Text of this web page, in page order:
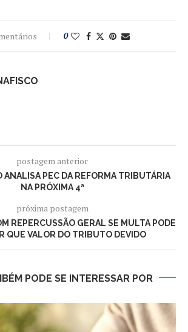
0
postagem anterior
ANALISA PEC DA REFORMA TRIBUTÁRIA
NA PRÓXIMA 4ª
próxima postagem
REPERCUSSÃO GERAL SE MULTA PODE
QUE VALOR DO TRIBUTO DEVIDO
PODE SE INTERESSAR POR